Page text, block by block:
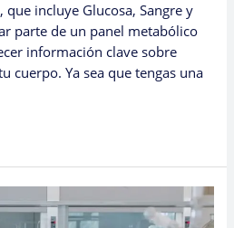
que incluye Glucosa, Sangre y
parte de un panel metabólico
información clave sobre
cuerpo. Ya sea que tengas una